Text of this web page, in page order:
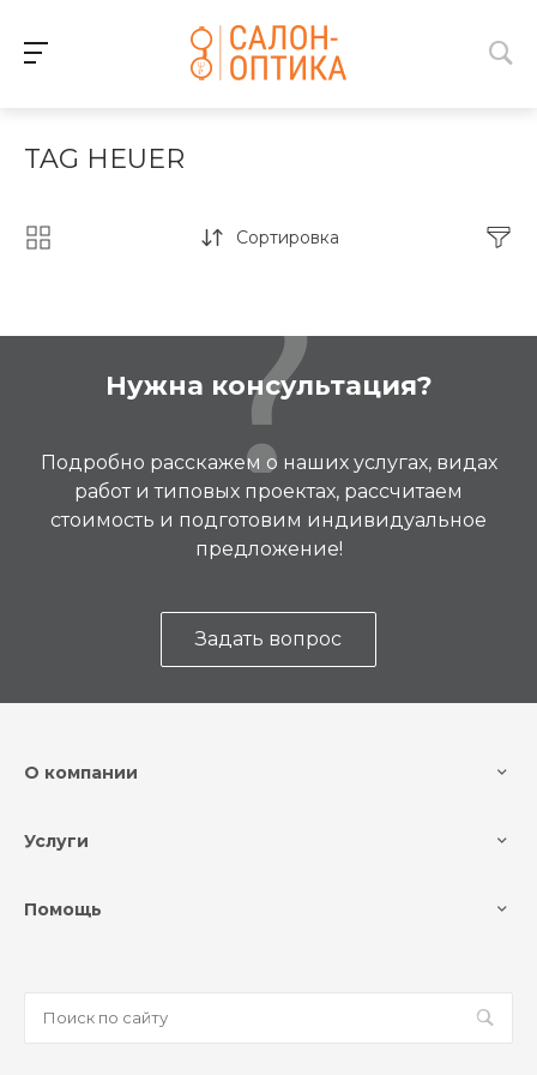
TAG HEUER
Сортировка
Нужна консультация?
Подробно расскажем о наших услугах, видах
работ и типовых проектах, рассчитаем
стоимость и подготовим индивидуальное
предложение!
Задать вопрос
О компании
Услуги
Помощь